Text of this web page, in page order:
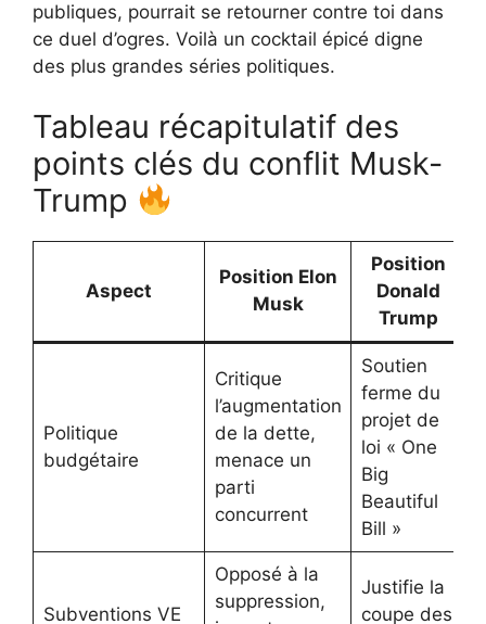
publiques, pourrait se retourner contre toi dans
ce duel d’ogres. Voilà un cocktail épicé digne
des plus grandes séries politiques.
Tableau récapitulatif des
points clés du conflit Musk-
Trump
Aspect
Position Elon
Musk
Position
Donald
Trump
Politique
budgétaire
Critique
l’augmentation
de la dette,
menace un
parti
concurrent
Soutien
ferme du
projet de
loi « One
Big
Beautiful
Bill »
Subventions VE
Opposé à la
suppression,
Justifie la
coupe des